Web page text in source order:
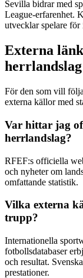
Sevilla bidrar med
League-erfarenhet.
utvecklar spelare
Externa
herrlandslag
För den som vill
externa källor med
Var hittar jag
herrlandslag?
RFEF:s officiella
och nyheter om
omfattande statistik.
Vilka externa
trupp?
Internationella
fotbollsdatabaser
och resultat.
prestationer.